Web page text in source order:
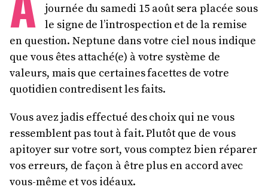
journée du samedi 15 août sera placée sous
le signe de l’introspection et de la remise
en question. Neptune dans votre ciel nous indique
que vous êtes attaché(e) à votre système de
valeurs, mais que certaines facettes de votre
quotidien contredisent les faits.
Vous avez jadis effectué des choix qui ne vous
ressemblent pas tout à fait. Plutôt que de vous
apitoyer sur votre sort, vous comptez bien réparer
vos erreurs, de façon à être plus en accord avec
vous-même et vos idéaux.